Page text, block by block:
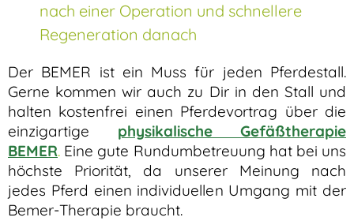
nach einer Operation und schnellere
Regeneration danach
Der BEMER ist ein Muss für jeden Pferdestall.
Gerne kommen wir auch zu Dir in den Stall und
halten kostenfrei einen Pferdevortrag über die
einzigartige physikalische Gefäßtherapie
BEMER. Eine gute Rundumbetreuung hat bei uns
höchste Priorität, da unserer Meinung nach
jedes Pferd einen individuellen Umgang mit der
Bemer-Therapie braucht.